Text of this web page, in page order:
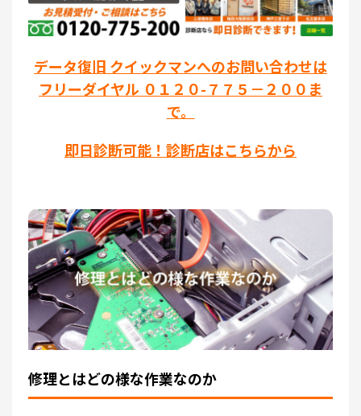
データ復旧 クイックマンへのお問い合わせは
フリーダイヤル ０１２０-７７５－２００ま
で。
即日診断可能！診断店はこちらから
修理とはどの様な作業なのか